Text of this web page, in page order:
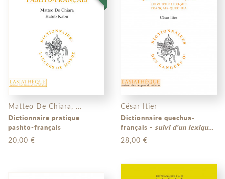
Matteo De Chiara, ...
Dictionnaire pratique
pashto-français
20,00 €
César Itier
Dictionnaire quechua-
français - suivi d'un lexique
français-quechua
28,00 €